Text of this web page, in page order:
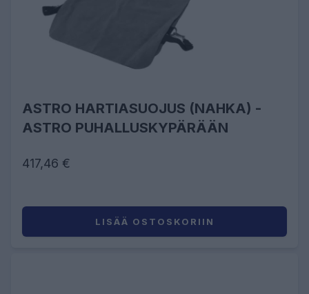
ASTRO HARTIASUOJUS (NAHKA) -
ASTRO PUHALLUSKYPÄRÄÄN
417,46 €
LISÄÄ OSTOSKORIIN